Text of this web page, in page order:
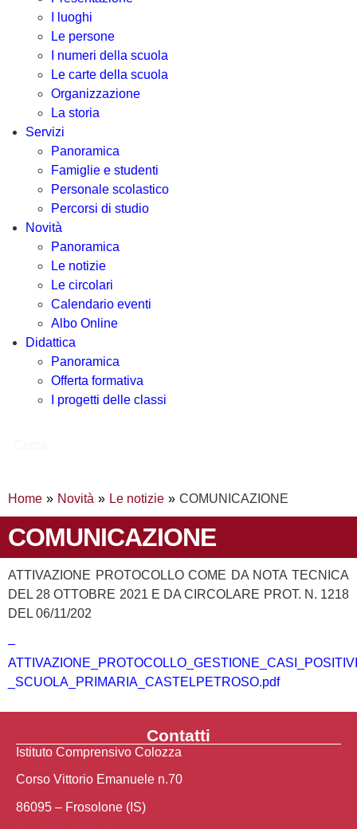
I luoghi
Le persone
I numeri della scuola
Le carte della scuola
Organizzazione
La storia
Servizi
Panoramica
Famiglie e studenti
Personale scolastico
Percorsi di studio
Novità
Panoramica
Le notizie
Le circolari
Calendario eventi
Albo Online
Didattica
Panoramica
Offerta formativa
I progetti delle classi
Home Novità Le notizie COMUNICAZIONE
COMUNICAZIONE
ATTIVAZIONE PROTOCOLLO COME DA NOTA TECNICA
DEL 28 OTTOBRE 2021 E DA CIRCOLARE PROT. N. 1218
DEL 06/11/202
–
_SCUOLA_PRIMARIA_CASTELPETROSO.pdf
Contatti
Istituto Comprensivo Colozza
Corso Vittorio Emanuele n.70
86095 – Frosolone (IS)